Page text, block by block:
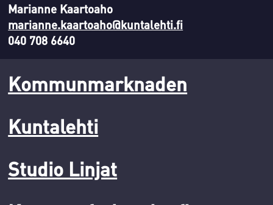
Marianne Kaartoaho
marianne.kaartoaho@kuntalehti.fi
040 708 6640
Kommunmarknaden
Kuntalehti
Studio Linjat